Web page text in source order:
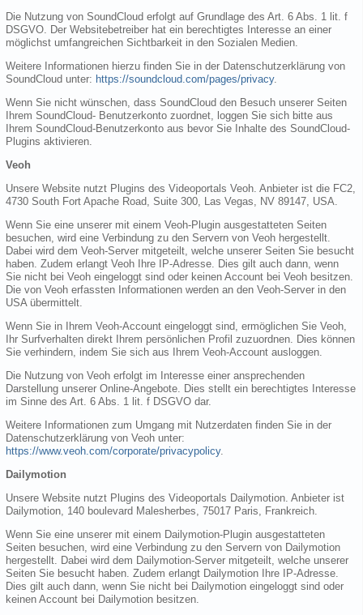
Die Nutzung von SoundCloud erfolgt auf Grundlage des Art. 6 Abs. 1 lit. f
DSGVO. Der Websitebetreiber hat ein berechtigtes Interesse an einer
möglichst umfangreichen Sichtbarkeit in den Sozialen Medien.
Weitere Informationen hierzu finden Sie in der Datenschutzerklärung von
SoundCloud unter: https://soundcloud.com/pages/privacy.
Wenn Sie nicht wünschen, dass SoundCloud den Besuch unserer Seiten
Ihrem SoundCloud- Benutzerkonto zuordnet, loggen Sie sich bitte aus
Ihrem SoundCloud-Benutzerkonto aus bevor Sie Inhalte des SoundCloud-
Plugins aktivieren.
Veoh
Unsere Website nutzt Plugins des Videoportals Veoh. Anbieter ist die FC2,
4730 South Fort Apache Road, Suite 300, Las Vegas, NV 89147, USA.
Wenn Sie eine unserer mit einem Veoh-Plugin ausgestatteten Seiten
besuchen, wird eine Verbindung zu den Servern von Veoh hergestellt.
Dabei wird dem Veoh-Server mitgeteilt, welche unserer Seiten Sie besucht
haben. Zudem erlangt Veoh Ihre IP-Adresse. Dies gilt auch dann, wenn
Sie nicht bei Veoh eingeloggt sind oder keinen Account bei Veoh besitzen.
Die von Veoh erfassten Informationen werden an den Veoh-Server in den
USA übermittelt.
Wenn Sie in Ihrem Veoh-Account eingeloggt sind, ermöglichen Sie Veoh,
Ihr Surfverhalten direkt Ihrem persönlichen Profil zuzuordnen. Dies können
Sie verhindern, indem Sie sich aus Ihrem Veoh-Account ausloggen.
Die Nutzung von Veoh erfolgt im Interesse einer ansprechenden
Darstellung unserer Online-Angebote. Dies stellt ein berechtigtes Interesse
im Sinne des Art. 6 Abs. 1 lit. f DSGVO dar.
Weitere Informationen zum Umgang mit Nutzerdaten finden Sie in der
Datenschutzerklärung von Veoh unter:
https://www.veoh.com/corporate/privacypolicy.
Dailymotion
Unsere Website nutzt Plugins des Videoportals Dailymotion. Anbieter ist
Dailymotion, 140 boulevard Malesherbes, 75017 Paris, Frankreich.
Wenn Sie eine unserer mit einem Dailymotion-Plugin ausgestatteten
Seiten besuchen, wird eine Verbindung zu den Servern von Dailymotion
hergestellt. Dabei wird dem Dailymotion-Server mitgeteilt, welche unserer
Seiten Sie besucht haben. Zudem erlangt Dailymotion Ihre IP-Adresse.
Dies gilt auch dann, wenn Sie nicht bei Dailymotion eingeloggt sind oder
keinen Account bei Dailymotion besitzen.